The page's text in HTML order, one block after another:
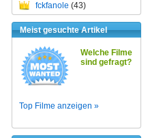
fckfanole (43)
Meist gesuchte Artikel
Welche Filme
sind gefragt?
Top Filme anzeigen »